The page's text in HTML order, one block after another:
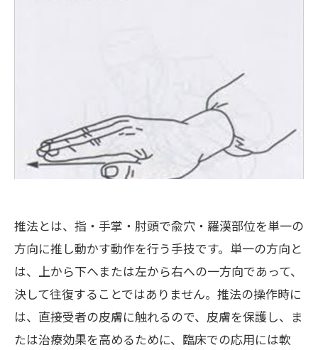
推法とは、指・手掌・肘頭で兪穴・羅漢部位を単一の
方向に推し動かす動作を行う手技です。単一の方向と
は、上から下へまたは左から右への一方向であって、
決して往復することではありません。推法の操作時に
は、直接受者の皮膚に触れるので、皮膚を保護し、ま
たは治療効果を高めるために、臨床での応用には軟